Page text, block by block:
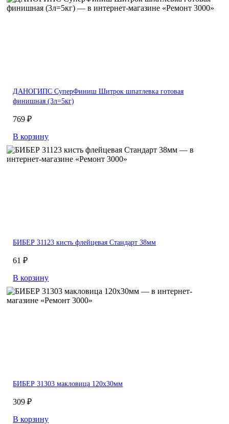
ДАНОГИПС СуперФиниш Шитрок шпатлевка готовая
финишная (3л=5кг)
769 ₽
В корзину
БИБЕР 31123 кисть флейцевая Стандарт 38мм
61 ₽
В корзину
БИБЕР 31303 макловица 120х30мм
309 ₽
В корзину